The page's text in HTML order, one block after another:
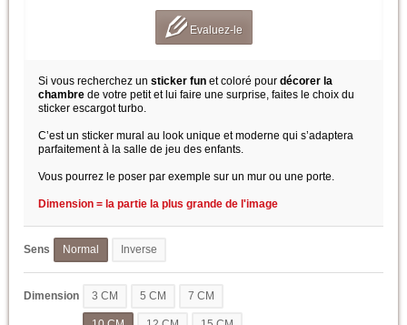
Evaluez-le
Si vous recherchez un sticker fun et coloré pour décorer la
chambre de votre petit et lui faire une surprise, faites le choix du
sticker escargot turbo.
C’est un sticker mural au look unique et moderne qui s’adaptera
parfaitement à la salle de jeu des enfants.
Vous pourrez le poser par exemple sur un mur ou une porte.
Dimension = la partie la plus grande de l'image
Sens Normal Inverse
Dimension 3 CM 5 CM 7 CM